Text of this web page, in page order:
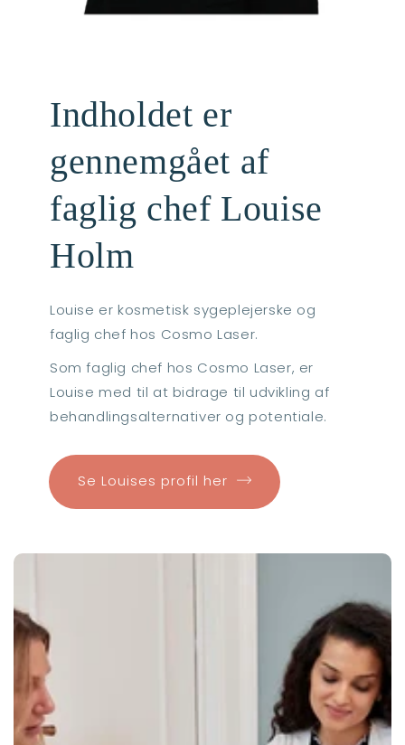
Indholdet er
gennemgået af
faglig chef Louise
Holm
Louise er kosmetisk sygeplejerske og
faglig chef hos Cosmo Laser.
Som faglig chef hos Cosmo Laser, er
Louise med til at bidrage til udvikling af
behandlingsalternativer og potentiale.
Se Louises profil her